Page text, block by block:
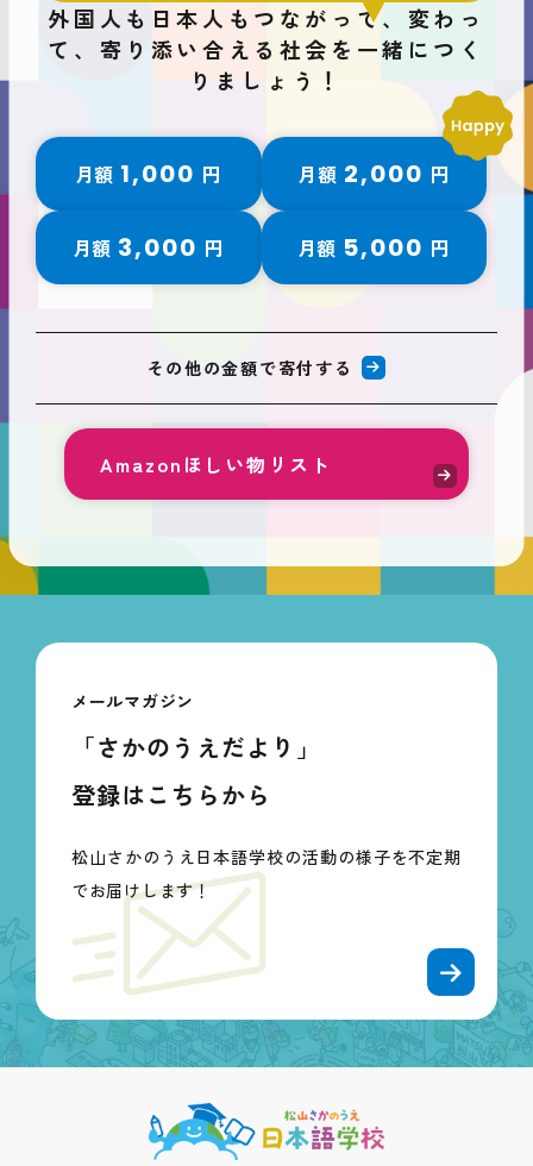
外国人も日本人もつながって、変わっ
て、 寄り添い合える社会を一緒につく
りましょう！
月額 1,000 円 月額 2,000 円
月額 3,000 円 月額 5,000 円
その他の金額で寄付する
Amazonほしい物リスト
メールマガジン
「さかのうえだより」
登録はこちらから
松山さかのうえ日本語学校の活動の様子を不定期
でお届けします！